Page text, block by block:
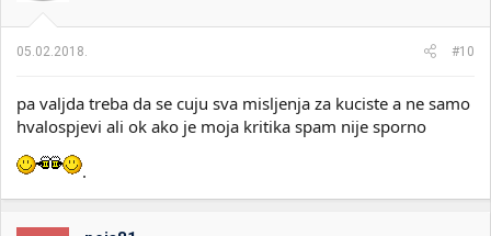
05.02.2018. #10
pa valjda treba da se cuju sva misljenja za kuciste a ne samo
hvalospjevi ali ok ako je moja kritika spam nije sporno
.